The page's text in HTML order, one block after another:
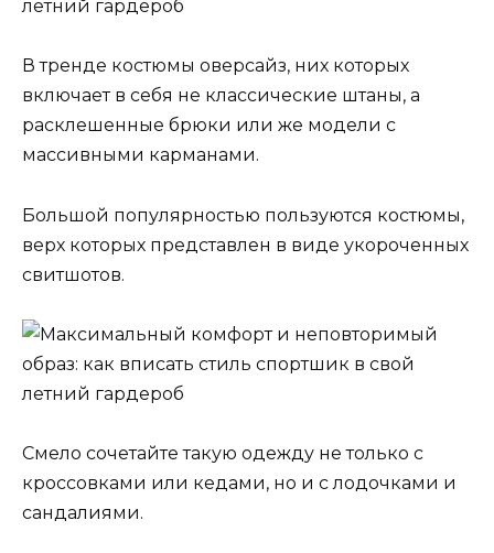
В тренде костюмы оверсайз, них которых
включает в себя не классические штаны, а
расклешенные брюки или же модели с
массивными карманами.
Большой популярностью пользуются костюмы,
верх которых представлен в виде укороченных
свитшотов.
Смело сочетайте такую одежду не только с
кроссовками или кедами, но и с лодочками и
сандалиями.